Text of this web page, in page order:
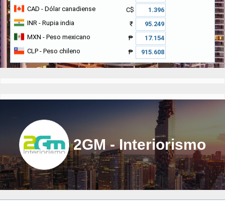
CAD - Dólar canadiense
C$
INR - Rupia india
₹
MXN - Peso mexicano
₱
CLP - Peso chileno ₱
2GM - Interiorismo